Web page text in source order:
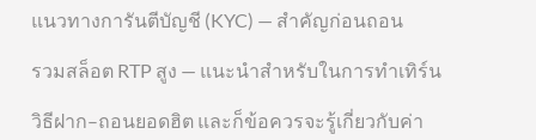
แนวทางการันตีบัญชี (KYC) — สำคัญก่อนถอน
รวมสล็อต RTP สูง — แนะนำสำหรับในการทำเทิร์น
วิธีฝาก–ถอนยอดฮิต และก็ข้อควรจะรู้เกี่ยวกับค่า